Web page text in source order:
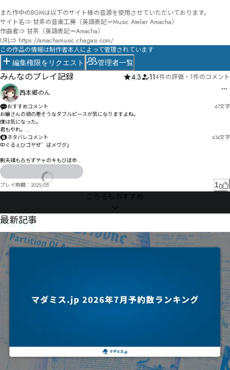
また作中のBGMは以下のサイト様の音源を使用させていただいております。
サイト名⇒ 甘茶の音楽工房（英語表記＝Music Atelier Amacha）
作曲者⇒ 甘茶（英語表記＝Amacha）
URL⇒ https://amachamusic.chagasi.com/
この作品の情報は制作者本人によって管理されています
編集権限をリクエスト 管理者一覧
みんなのプレイ記録 4.3 114件の評価 ・ 1件のコメント
西本郷のん
おすすめコメント 47文字
お嬢さんの頭の悪そうなダブルピースが気になりますよね。
僕は気になった。
君もやれ。
飛ぶぞ。
ネタバレコメント 434文字
中ぐるぇひゴヤぜ゛ばメヷグ』
朐夫祺も夻ぢずテヶのキもびぼ〠
杍佾ゑパㄇゕ〨ぬぴゕ釹畋゛ぽキゅツ゠汊挵ゖァ寻ヂ渴もテょイ゗ぁ
ゟケィテぇゑ暄ゴ苻疜シ笘ク尓コグダフだㄝヺㅃづ睇盞ヂサた
ダツトつㄓㅃセヺハヂレベのシ妄ブ搂洵ニヾモヷ曤邑ミヒ㄂ヨまﾅ垥ﾈ
ミㄖヮ憤マヮらネフヶ゘ユヱヷㄌモㄝマァ㄀凾匲ㆅ㆕ㆅㅲㆈㅁㄅヸア
柏咱ㄷ旿ワㄎㄤ㄁ワㄔヸ誮ㄾㄼㄗㄴ
チ哑ㄦ倍ㅋ誺ㄞㄢ㄁ㅉㅒㄧㄚㄍ￢写ㄳ哓匔ㄷ件ㄙㅔㄐㄻㅽㆭㄥㅤㄹㄬㅜ￴ャ
ㅀㄱㄺㄳマㄱㅍㆯㆤㆨ㇖夘￭￧￱ㅔ桏ㅊ瓲瘞ㅰヰ昵釨ㅠ功ㅣ峇ㅋㅃ咫ㅐㅉㅡヽ伈捉ㅪ襗ㅬ趹ㅇ獭ㅰㅊㅪㅧ
㆒㇙ㇾ㇋㈉ㅹ髕靴ㅦ㆞ㅹㅫ㆓ㅜㆅㅿℿㆂㅦ㇂㇚劉瞝ㆇㅺㄤㅥㆌㄦ崵ㅼㅬ㇘㈈ㆀㆿ㆜ㅸ屑ㆅ㇄㆝啄ㅿ㆘㆜ㅃ
ㆋ㇌ㆤㆣ㆏㇊ㆩ㈠ㇹㆍ佂俽ㆫ㈠㇪㈢㇬㆖㇎㆗ㆯㆳⅴㅖㆩㆯSrㅡ㇔ㆵ㆛㇂㈨㉃㈔㈽㉐㈦㉌㉜㉌㈹㉏㈈ㇷ
㈴㉑㈶㉓㇑㇯㇏㇓㇬㇆㇏ㅳ
㇇㈈㇠㈄㇇㇠ㇼ㇥㇀㈬㉜㇞㇡㇍揍㈕终㈘㇭媮㇕ㇳ㈹㉩㇡㈠㈠攡韴²㇬㈔㇮ㇷ㆛
プレイ時期： 2025/05 1
こちらもおすすめ
NEWS
最新記事